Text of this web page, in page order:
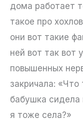
дома работает
такое про
они вот такие
ней вот так вот
повышенных
закричала:
бабушка сидела
я тоже села?»